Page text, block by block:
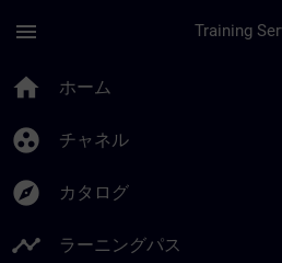
menu
home ホーム
group_work チャネル
explore カタログ
timeline ラーニングパス